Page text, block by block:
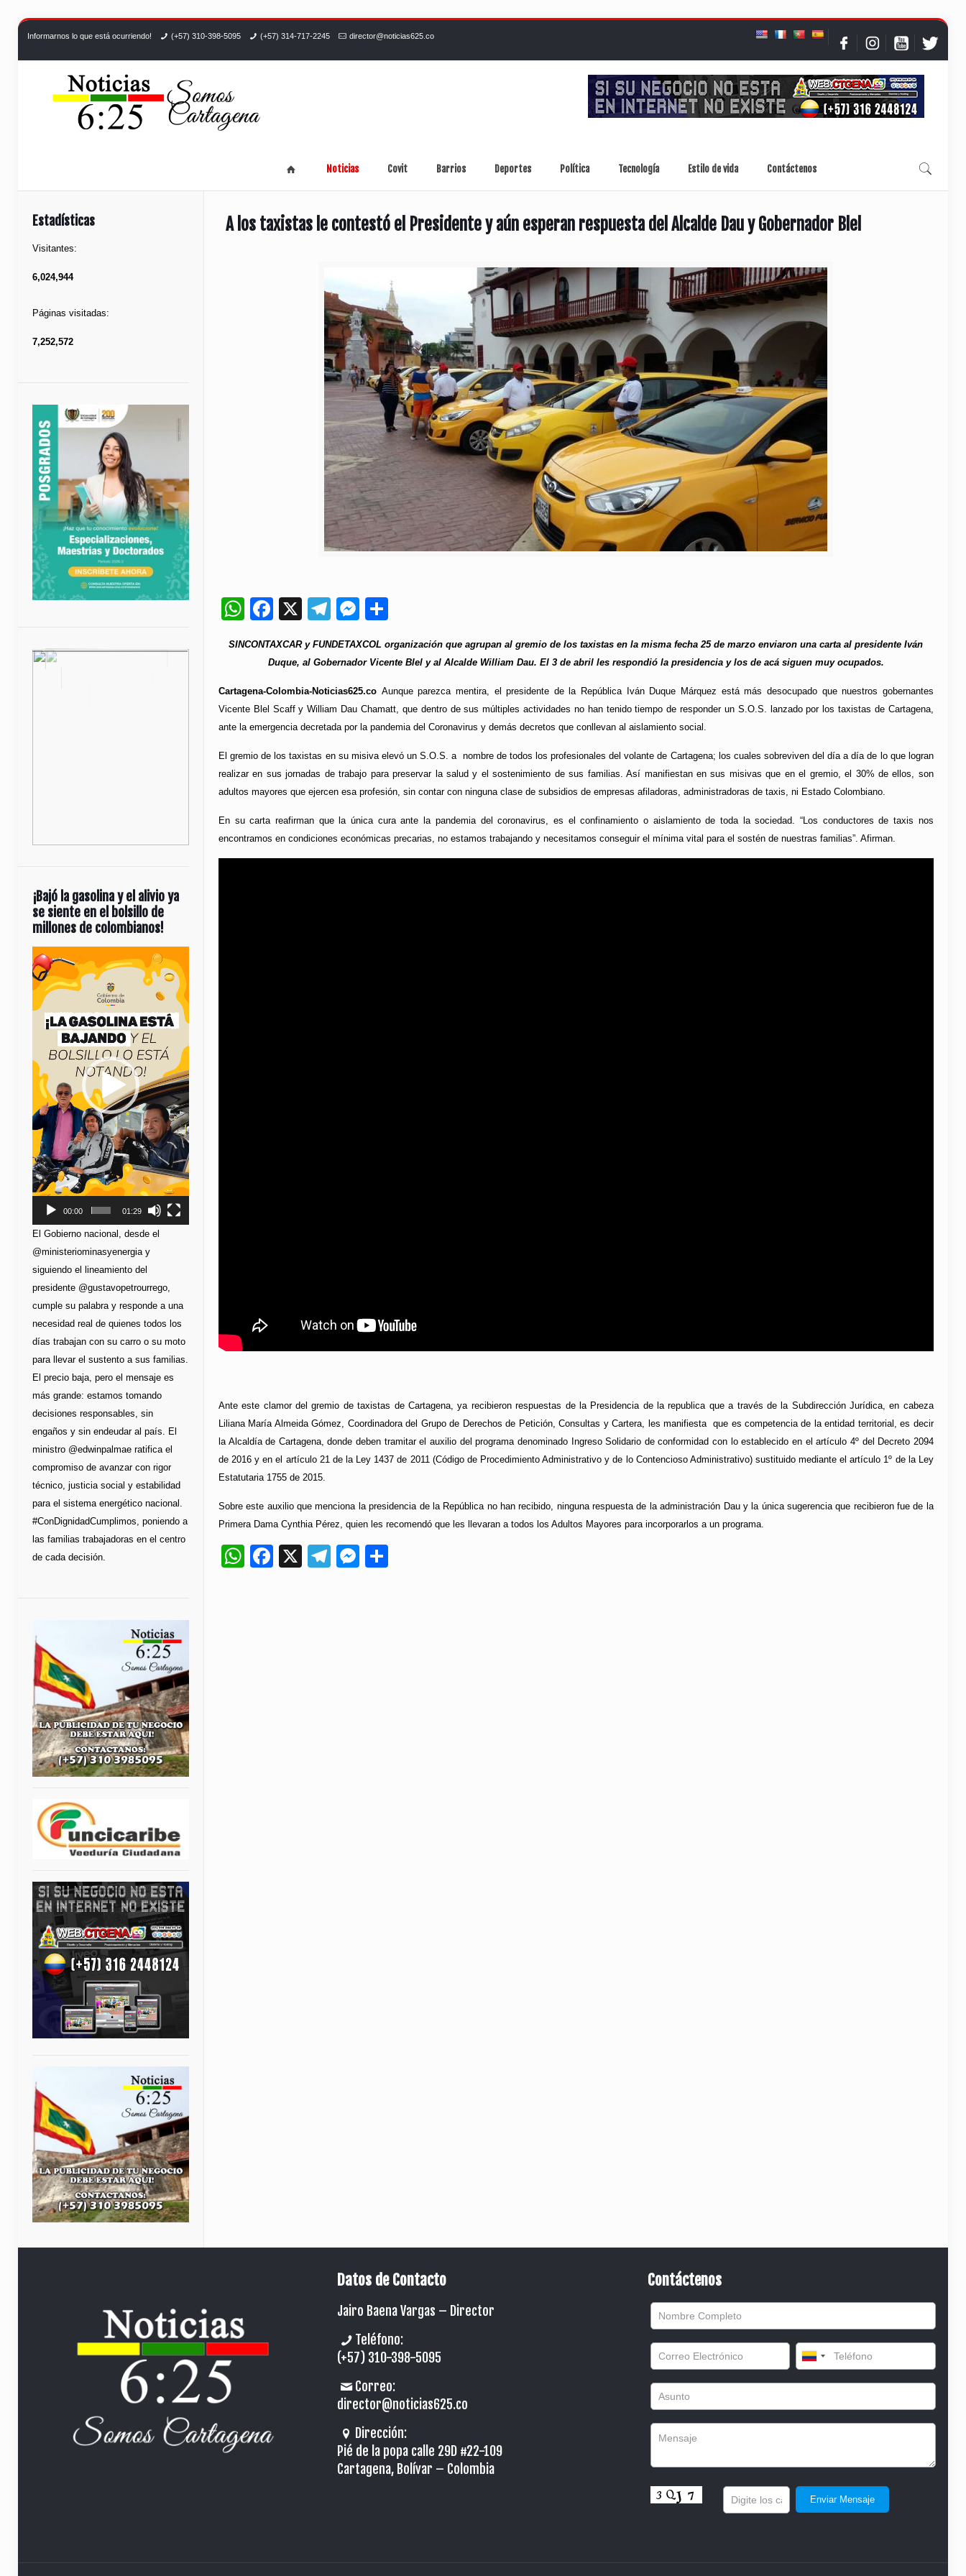
Informarnos lo que está ocurriendo! (+57) 310-398-5095 (+57) 314-717-2245 director@noticias625.co
Noticias Covit Barrios Deportes Política Tecnología Estilo de vida Contáctenos
A los taxistas le contestó el Presidente y aún esperan respuesta del Alcalde Dau y Gobernador Blel
WhatsApp
Facebook
X Telegram
Messenger
SINCONTAXCAR y FUNDETAXCOL organización que agrupan al gremio de los taxistas en la misma fecha 25 de marzo enviaron una carta al presidente Iván
Duque, al Gobernador Vicente Blel y al Alcalde William Dau. El 3 de abril les respondió la presidencia y los de acá siguen muy ocupados.
Cartagena-Colombia-Noticias625.co Aunque parezca mentira, el presidente de la República Iván Duque Márquez está más desocupado que nuestros gobernantes
Vicente Blel Scaff y William Dau Chamatt, que dentro de sus múltiples actividades no han tenido tiempo de responder un S.O.S. lanzado por los taxistas de Cartagena,
ante la emergencia decretada por la pandemia del Coronavirus y demás decretos que conllevan al aislamiento social.
El gremio de los taxistas en su misiva elevó un S.O.S. a nombre de todos los profesionales del volante de Cartagena; los cuales sobreviven del día a día de lo que logran
realizar en sus jornadas de trabajo para preservar la salud y el sostenimiento de sus familias. Así manifiestan en sus misivas que en el gremio, el 30% de ellos, son
adultos mayores que ejercen esa profesión, sin contar con ninguna clase de subsidios de empresas afiladoras, administradoras de taxis, ni Estado Colombiano.
En su carta reafirman que la única cura ante la pandemia del coronavirus, es el confinamiento o aislamiento de toda la sociedad. “Los conductores de taxis nos
encontramos en condiciones económicas precarias, no estamos trabajando y necesitamos conseguir el mínima vital para el sostén de nuestras familias”. Afirman.
Ante este clamor del gremio de taxistas de Cartagena, ya recibieron respuestas de la Presidencia de la republica que a través de la Subdirección Jurídica, en cabeza
Liliana María Almeida Gómez, Coordinadora del Grupo de Derechos de Petición, Consultas y Cartera, les manifiesta que es competencia de la entidad territorial, es decir
la Alcaldía de Cartagena, donde deben tramitar el auxilio del programa denominado Ingreso Solidario de conformidad con lo establecido en el artículo 4º del Decreto 2094
de 2016 y en el artículo 21 de la Ley 1437 de 2011 (Código de Procedimiento Administrativo y de lo Contencioso Administrativo) sustituido mediante el artículo 1º de la Ley
Estatutaria 1755 de 2015.
Sobre este auxilio que menciona la presidencia de la República no han recibido, ninguna respuesta de la administración Dau y la única sugerencia que recibieron fue de la
Primera Dama Cynthia Pérez, quien les recomendó que les llevaran a todos los Adultos Mayores para incorporarlos a un programa.
WhatsApp
Facebook
X Telegram
Messenger
Estadísticas
Visitantes:
6,024,944
Páginas visitadas:
7,252,572
¡Bajó la gasolina y el alivio ya
se siente en el bolsillo de
millones de colombianos!
Reproductor
de
vídeo
00:00 01:29
El Gobierno nacional, desde el
@ministeriominasyenergia y
siguiendo el lineamiento del
presidente @gustavopetrourrego,
cumple su palabra y responde a una
necesidad real de quienes todos los
días trabajan con su carro o su moto
para llevar el sustento a sus familias.
El precio baja, pero el mensaje es
más grande: estamos tomando
decisiones responsables, sin
engaños y sin endeudar al país. El
ministro @edwinpalmae ratifica el
compromiso de avanzar con rigor
técnico, justicia social y estabilidad
para el sistema energético nacional.
#ConDignidadCumplimos, poniendo a
las familias trabajadoras en el centro
de cada decisión.
Datos de Contacto
Jairo Baena Vargas – Director
Teléfono:
(+57) 310-398-5095
Correo:
director@noticias625.co
Dirección:
Pié de la popa calle 29D #22-109
Cartagena, Bolívar – Colombia
Contáctenos